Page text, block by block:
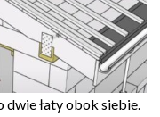
dwie łaty obok siebie.